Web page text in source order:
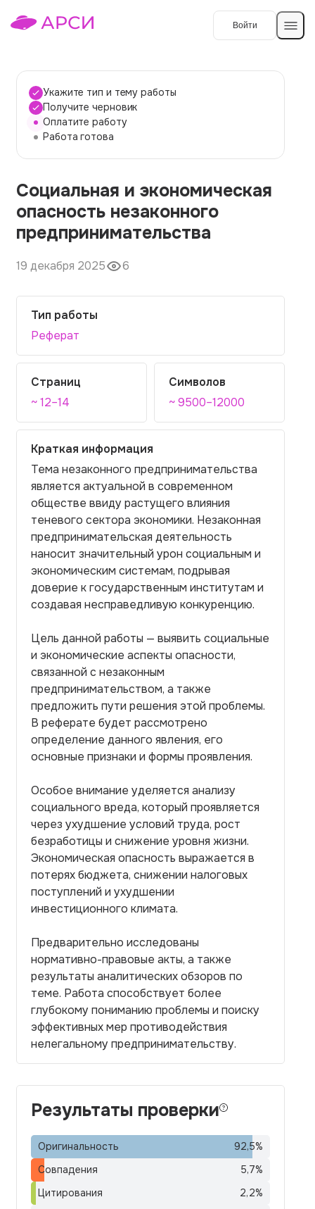
Войти
Темы работ
О сервисе
О компании
Наши гарантии
Вопросы и ответы
Контакты
Укажите тип и тему работы
Получите черновик
Оплатите работу
Работа готова
Социальная и экономическая
опасность незаконного
предпринимательства
19 декабря 2025 6
Тип работы
Реферат
Страниц
~ 12–14
Символов
~ 9500–12000
Краткая информация
Тема незаконного предпринимательства
является актуальной в современном
обществе ввиду растущего влияния
теневого сектора экономики. Незаконная
предпринимательская деятельность
наносит значительный урон социальным и
экономическим системам, подрывая
доверие к государственным институтам и
создавая несправедливую конкуренцию.
Цель данной работы — выявить социальные
и экономические аспекты опасности,
связанной с незаконным
предпринимательством, а также
предложить пути решения этой проблемы.
В реферате будет рассмотрено
определение данного явления, его
основные признаки и формы проявления.
Особое внимание уделяется анализу
социального вреда, который проявляется
через ухудшение условий труда, рост
безработицы и снижение уровня жизни.
Экономическая опасность выражается в
потерях бюджета, снижении налоговых
поступлений и ухудшении
инвестиционного климата.
Предварительно исследованы
нормативно-правовые акты, а также
результаты аналитических обзоров по
теме. Работа способствует более
глубокому пониманию проблемы и поиску
эффективных мер противодействия
нелегальному предпринимательству.
Результаты проверки
Оригинальность 92,5%
Совпадения
5,7%
Цитирования
2,2%